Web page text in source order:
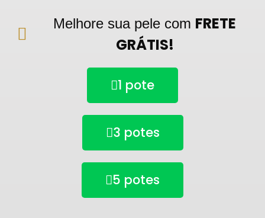
Melhore sua pele com FRETE
GRÁTIS!
1 pote
3 potes
5 potes